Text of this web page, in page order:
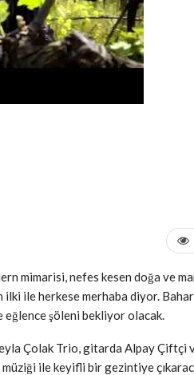
mimarisi, nefes kesen doğa ve
ile herkese merhaba diyor.
şöleni bekliyor olacak.
Çolak Trio, gitarda Alpay Çiftçi
ile keyifli bir gezintiye